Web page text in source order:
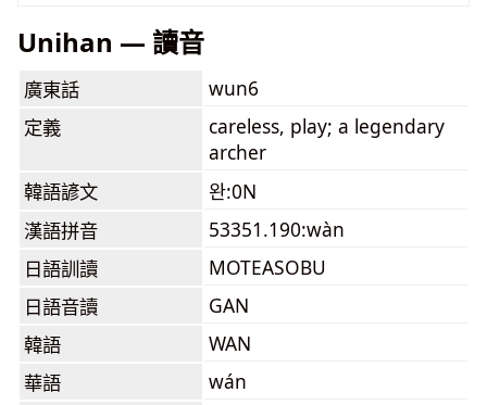
Unihan — 讀音
廣東話
wun6
定義
careless, play; a legendary
archer
韓語諺文
완:0N
漢語拼音
53351.190:wàn
日語訓讀
MOTEASOBU
日語音讀
GAN
韓語
WAN
華語
wán